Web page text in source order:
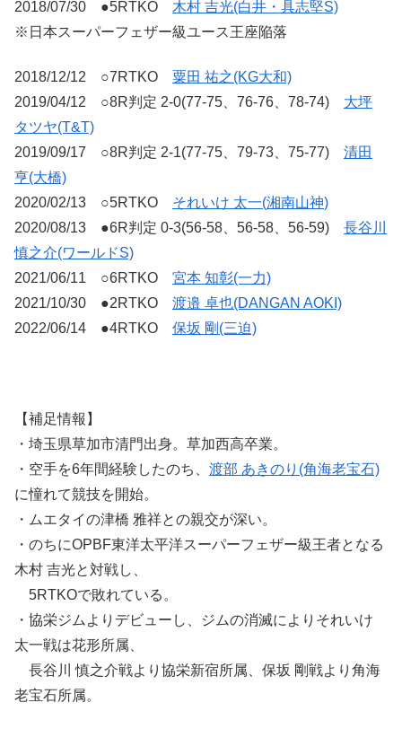
2018/07/30 ●5RTKO 木村 吉光(白井・具志堅S)
※日本スーパーフェザー級ユース王座陥落
2018/12/12 ○7RTKO 粟田 祐之(KG大和)
2019/04/12 ○8R判定 2-0(77-75、76-76、78-74) 大坪
タツヤ(T&T)
2019/09/17 ○8R判定 2-1(77-75、79-73、75-77) 清田
亨(大橋)
2020/02/13 ○5RTKO それいけ 太一(湘南山神)
2020/08/13 ●6R判定 0-3(56-58、56-58、56-59) 長谷川
慎之介(ワールドS)
2021/06/11 ○6RTKO 宮本 知彰(一力)
2021/10/30 ●2RTKO 渡邉 卓也(DANGAN AOKI)
2022/06/14 ●4RTKO 保坂 剛(三迫)
【補足情報】
・埼玉県草加市清門出身。草加西高卒業。
・空手を6年間経験したのち、 渡部 あきのり(角海老宝石)
に憧れて競技を開始。
・ムエタイの津橋 雅祥との親交が深い。
・のちにOPBF東洋太平洋スーパーフェザー級王者となる
木村 吉光と対戦し、
5RTKOで敗れている。
・協栄ジムよりデビューし、ジムの消滅によりそれいけ
太一戦は花形所属、
長谷川 慎之介戦より協栄新宿所属、保坂 剛戦より角海
老宝石所属。